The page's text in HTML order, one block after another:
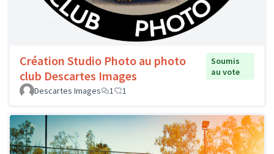
Création Studio Photo au photo
club Descartes Images
Soumis
au vote
Descartes Images
1 1